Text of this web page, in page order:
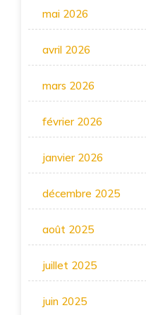
mai 2026
avril 2026
mars 2026
février 2026
janvier 2026
décembre 2025
août 2025
juillet 2025
juin 2025